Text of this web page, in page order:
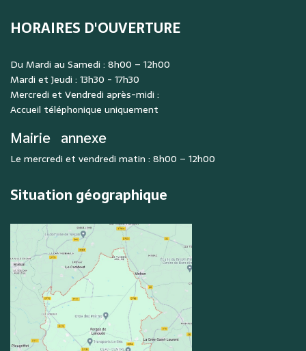
HORAIRES D'OUVERTURE
Du Mardi au Samedi : 8h00 – 12h00
Mardi et Jeudi : 13h30 - 17h30
Mercredi et Vendredi après-midi :
Accueil téléphonique uniquement
Mairie annexe
Le mercredi et vendredi matin : 8h00 – 12h00
Situation géographique